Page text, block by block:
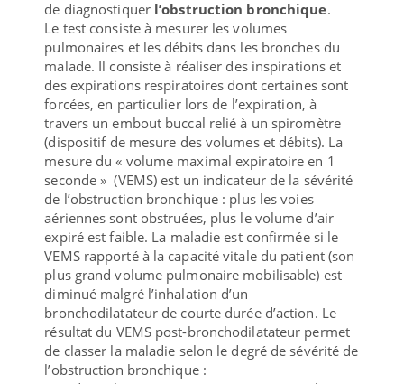
de diagnostiquer l’obstruction bronchique.
Le test consiste à mesurer les volumes
pulmonaires et les débits dans les bronches du
malade. Il consiste à réaliser des inspirations et
des expirations respiratoires dont certaines sont
forcées, en particulier lors de l’expiration, à
travers un embout buccal relié à un spiromètre
(dispositif de mesure des volumes et débits). La
mesure du « volume maximal expiratoire en 1
seconde » (VEMS) est un indicateur de la sévérité
de l’obstruction bronchique : plus les voies
aériennes sont obstruées, plus le volume d’air
expiré est faible. La maladie est confirmée si le
VEMS rapporté à la capacité vitale du patient (son
plus grand volume pulmonaire mobilisable) est
diminué malgré l’inhalation d’un
bronchodilatateur de courte durée d’action. Le
résultat du VEMS post-bronchodilatateur permet
de classer la maladie selon le degré de sévérité de
l’obstruction bronchique :